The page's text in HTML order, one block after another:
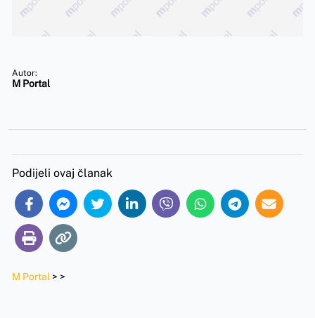
Autor:
M Portal
Podijeli ovaj članak
M Portal > >